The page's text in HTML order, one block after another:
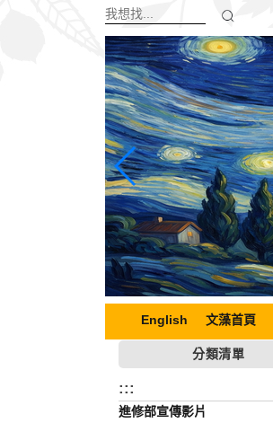
English 文藻首頁
分類清單
:::
進修部宣傳影片